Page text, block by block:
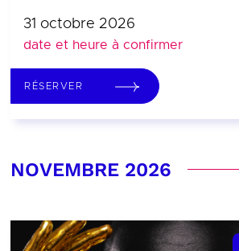
31 octobre 2026
date et heure à confirmer
RÉSERVER
NOVEMBRE 2026